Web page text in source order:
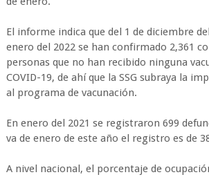
El informe indica que del 1 de diciembre
enero del 2022 se han confirmado 2,361
personas que no han recibido ninguna
COVID-19, de ahí que la SSG subraya la
al programa de vacunación.
En enero del 2021 se registraron 699
va de enero de este año el registro es de
A nivel nacional, el porcentaje de